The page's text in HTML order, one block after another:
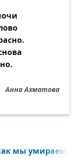
Анна Ахматова
мы умираем, то